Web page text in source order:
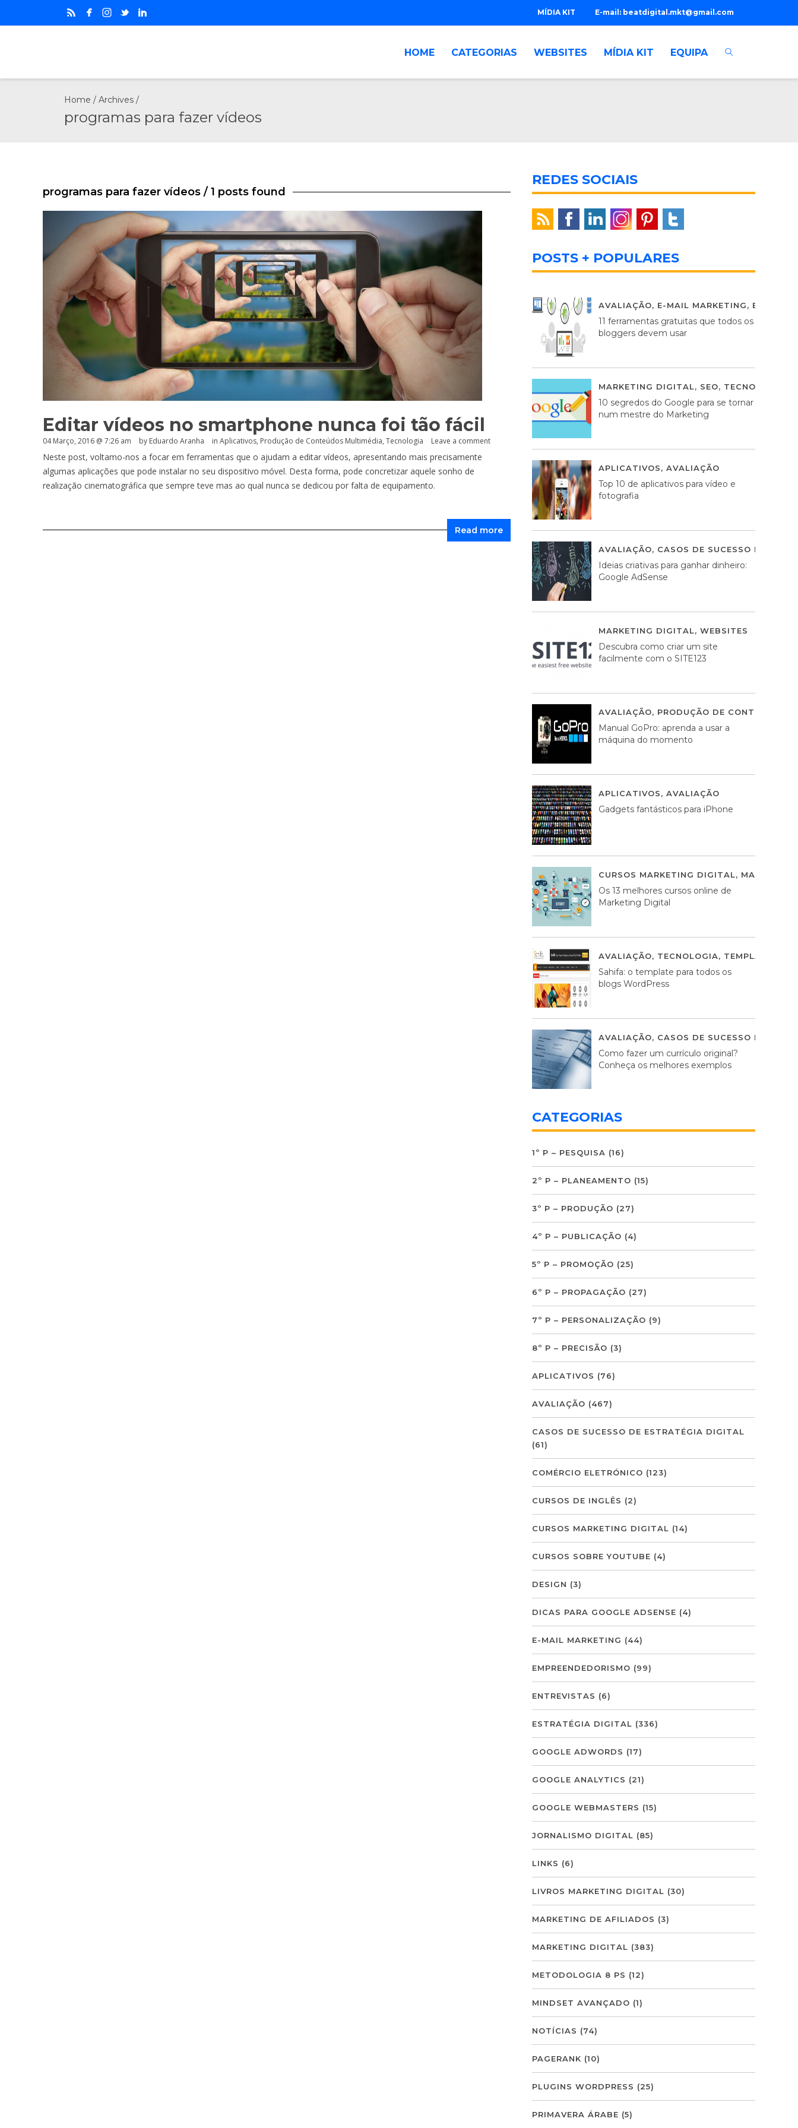
E-mail: beatdigital.mkt@gmail.com
MÍDIA KIT
HOME CATEGORIAS WEBSITES MÍDIA KIT EQUIPA
Home / Archives /
programas para fazer vídeos
programas para fazer vídeos / 1 posts found
Editar vídeos no smartphone nunca foi tão fácil
04 Março, 2016 @ 7:26 am by Eduardo Aranha in Aplicativos, Produção de Conteúdos Multimédia, Tecnologia Leave a comment
Neste post, voltamo-nos a focar em ferramentas que o ajudam a editar vídeos, apresentando mais precisamente
algumas aplicações que pode instalar no seu dispositivo móvel. Desta forma, pode concretizar aquele sonho de
realização cinematográfica que sempre teve mas ao qual nunca se dedicou por falta de equipamento.
Read more
REDES SOCIAIS
POSTS + POPULARES
AVALIAÇÃO, E-MAIL MARKETING,
11 ferramentas gratuitas que todos os
bloggers devem usar
MARKETING DIGITAL, SEO, TECNOLOGIA
10 segredos do Google para se tornar
num mestre do Marketing
APLICATIVOS, AVALIAÇÃO
Top 10 de aplicativos para vídeo e
fotografia
AVALIAÇÃO, CASOS DE SUCESSO DE
Ideias criativas para ganhar dinheiro:
Google AdSense
MARKETING DIGITAL, WEBSITES
Descubra como criar um site
facilmente com o SITE123
AVALIAÇÃO, PRODUÇÃO DE CONTEÚDOS
Manual GoPro: aprenda a usar a
máquina do momento
APLICATIVOS, AVALIAÇÃO
Gadgets fantásticos para iPhone
CURSOS MARKETING DIGITAL,
Os 13 melhores cursos online de
Marketing Digital
AVALIAÇÃO, TECNOLOGIA, TEMPLATES
Sahifa: o template para todos os
blogs WordPress
AVALIAÇÃO, CASOS DE SUCESSO DE
Como fazer um currículo original?
Conheça os melhores exemplos
CATEGORIAS
1º P – PESQUISA (16)
2º P – PLANEAMENTO (15)
3º P – PRODUÇÃO (27)
4º P – PUBLICAÇÃO (4)
5º P – PROMOÇÃO (25)
6º P – PROPAGAÇÃO (27)
7º P – PERSONALIZAÇÃO (9)
8º P – PRECISÃO (3)
APLICATIVOS (76)
AVALIAÇÃO (467)
CASOS DE SUCESSO DE ESTRATÉGIA DIGITAL
(61)
COMÉRCIO ELETRÓNICO (123)
CURSOS DE INGLÊS (2)
CURSOS MARKETING DIGITAL (14)
CURSOS SOBRE YOUTUBE (4)
DESIGN (3)
DICAS PARA GOOGLE ADSENSE (4)
E-MAIL MARKETING (44)
EMPREENDEDORISMO (99)
ENTREVISTAS (6)
ESTRATÉGIA DIGITAL (336)
GOOGLE ADWORDS (17)
GOOGLE ANALYTICS (21)
GOOGLE WEBMASTERS (15)
JORNALISMO DIGITAL (85)
LINKS (6)
LIVROS MARKETING DIGITAL (30)
MARKETING DE AFILIADOS (3)
MARKETING DIGITAL (383)
METODOLOGIA 8 PS (12)
MINDSET AVANÇADO (1)
NOTÍCIAS (74)
PAGERANK (10)
PLUGINS WORDPRESS (25)
PRIMAVERA ÁRABE (5)